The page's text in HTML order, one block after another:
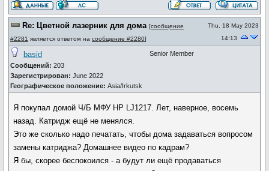
Re: Цветной лазерник для дома [сообщение
#2281 является ответом на сообщение #2280]
Thu, 18 May 2023
14:13
basid
Сообщений: 203
Зарегистрирован: June 2022
Географическое положение: Asia/Irkutsk
Senior Member
Я покупал домой Ч/Б МФУ HP LJ1217. Лет, наверное, восемь
назад. Катридж ещё не менялся.
Это же сколько надо печатать, чтобы дома задаваться вопросом
замены катриджа? Домашнее видео по кадрам?
Я бы, скорее беспокоился - а будут ли ещё продаваться